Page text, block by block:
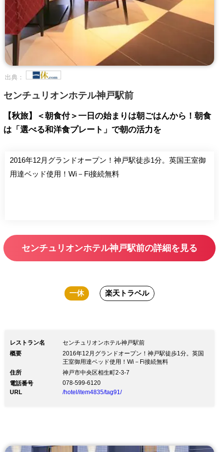
出典：
センチュリオンホテル神戸駅前
【秋旅】＜朝食付＞一日の始まりは朝ごはんから！朝食
は「選べる和洋食プレート」で朝の活力を
2016年12月グランドオープン！神戸駅徒歩1分。英国王室御
用達ベッド使用！Wi－Fi接続無料
センチュリオンホテル神戸駅前の詳細を見る
一休 楽天トラベル
レストラン名
センチュリオンホテル神戸駅前
概要
2016年12月グランドオープン！神戸駅徒歩1分。英国
王室御用達ベッド使用！Wi－Fi接続無料
住所
神戸市中央区相生町2-3-7
電話番号
078-599-6120
URL
/hotel/item4835/tag91/